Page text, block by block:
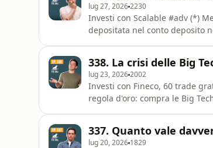
lug 27, 20262230
Investi con ⁠⁠⁠⁠⁠⁠⁠⁠⁠⁠⁠⁠⁠⁠⁠⁠⁠⁠⁠⁠⁠⁠⁠Scalable⁠⁠⁠⁠⁠⁠⁠⁠⁠⁠⁠⁠⁠⁠⁠⁠⁠⁠⁠⁠⁠⁠⁠ #adv (*) Messaggio pubblicitario. Tasso lordo annuo variabile sulla liquidità
depositata nel conto deposito
338. La crisi delle Big
lug 23, 20262002
Investi con ⁠⁠⁠⁠⁠⁠⁠⁠⁠⁠⁠⁠⁠⁠⁠⁠⁠⁠⁠⁠⁠⁠⁠Fineco⁠⁠⁠⁠⁠⁠⁠⁠⁠⁠⁠⁠⁠⁠⁠⁠⁠⁠⁠⁠⁠⁠⁠, 60 trade gratis nei primi sei
regola d'oro: compra le Big
337. Quanto vale
lug 20, 2026 1829